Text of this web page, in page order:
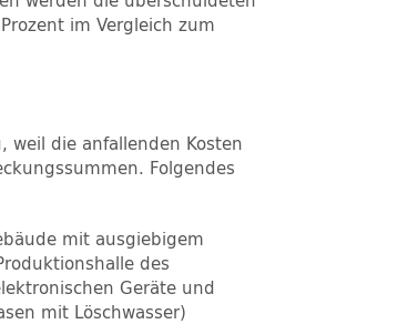
im Vergleich zum
weil die anfallenden Kosten
Folgendes
mit ausgiebigem
des
Geräte und
mit Löschwasser)